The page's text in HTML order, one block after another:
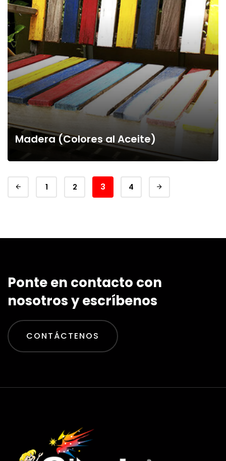
Madera (Colores al Aceite)
1 2 3 4
Ponte en contacto con
nosotros y escríbenos
CONTÁCTENOS